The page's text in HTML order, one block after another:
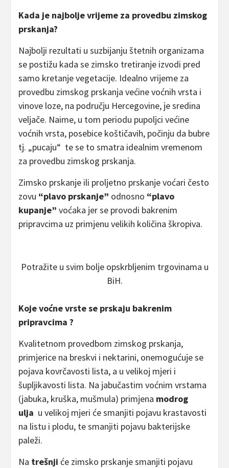
Kada je najbolje vrijeme za provedbu zimskog
prskanja?
Najbolji rezultati u suzbijanju štetnih organizama
se postižu kada se zimsko tretiranje izvodi pred
samo kretanje vegetacije. Idealno vrijeme za
provedbu zimskog prskanja većine voćnih vrsta i
vinove loze, na području Hercegovine, je sredina
veljače. Naime, u tom periodu pupoljci većine
voćnih vrsta, posebice koštičavih, počinju da bubre
tj. „pucaju“ te se to smatra idealnim vremenom
za provedbu zimskog prskanja.
Zimsko prskanje ili proljetno prskanje voćari često
zovu “plavo prskanje” odnosno “plavo
kupanje” voćaka jer se provodi bakrenim
pripravcima uz primjenu velikih količina škropiva.
Potražite u svim bolje opskrbljenim trgovinama u
BiH.
Koje voćne vrste se prskaju bakrenim
pripravcima ?
Kvalitetnom provedbom zimskog prskanja,
primjerice na breskvi i nektarini, onemogućuje se
pojava kovrčavosti lista, a u velikoj mjeri i
šupljikavosti lista. Na jabučastim voćnim vrstama
(jabuka, kruška, mušmula) primjena modrog
ulja u velikoj mjeri će smanjiti pojavu krastavosti
na listu i plodu, te smanjiti pojavu bakterijske
paleži.
Na trešnji će zimsko prskanje smanjiti pojavu